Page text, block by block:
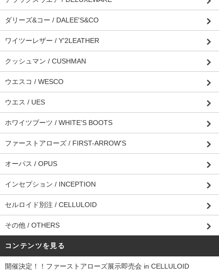
ダリーズ&コー / DALEE'S&CO
ワイツーレザー / Y'2LEATHER
クッシュマン / CUSHMAN
ウエスコ / WESCO
ウエス / UES
ホワイツブーツ / WHITE'S BOOTS
ファーストアローズ / FIRST-ARROW'S
オーパス / OPUS
インセプション / INCEPTION
セルロイド別注 / CELLULOID
その他 / OTHERS
コンテンツを見る
開催決定！！ファーストアローズ展示即売会 in CELLULOID